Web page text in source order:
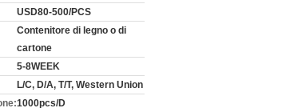
USD80-500/PCS
Contenitore di legno o di
cartone
5-8WEEK
L/C, D/A, T/T, Western Union
1000pcs/D